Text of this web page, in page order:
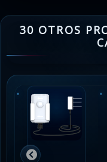
30 OTROS